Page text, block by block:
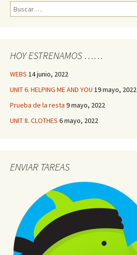
Buscar:
HOY ESTRENAMOS ……
WEBS 14 junio, 2022
UNIT 6. HELPING ME AND YOU 19 mayo, 2022
Prueba de la resta 9 mayo, 2022
UNIT 8. CLOTHES 6 mayo, 2022
ENVIAR TAREAS